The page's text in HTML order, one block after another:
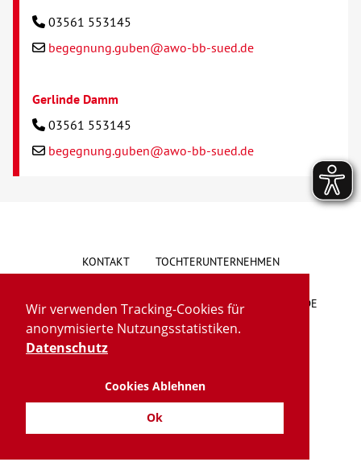
Wir verwenden Tracking-Cookies für
anonymisierte Nutzungsstatistiken.
Datenschutz
Cookies Ablehnen
Ok
03561 553145
begegnung.guben@awo-bb-sued.de
Gerlinde Damm
03561 553145
begegnung.guben@awo-bb-sued.de
KONTAKT TOCHTERUNTERNEHMEN
HINWEISGEBERSYSTEM VORSCHLAG/BESCHWERDE
LIEFERKETTENGESETZ
IMPRESSUM DATENSCHUTZ